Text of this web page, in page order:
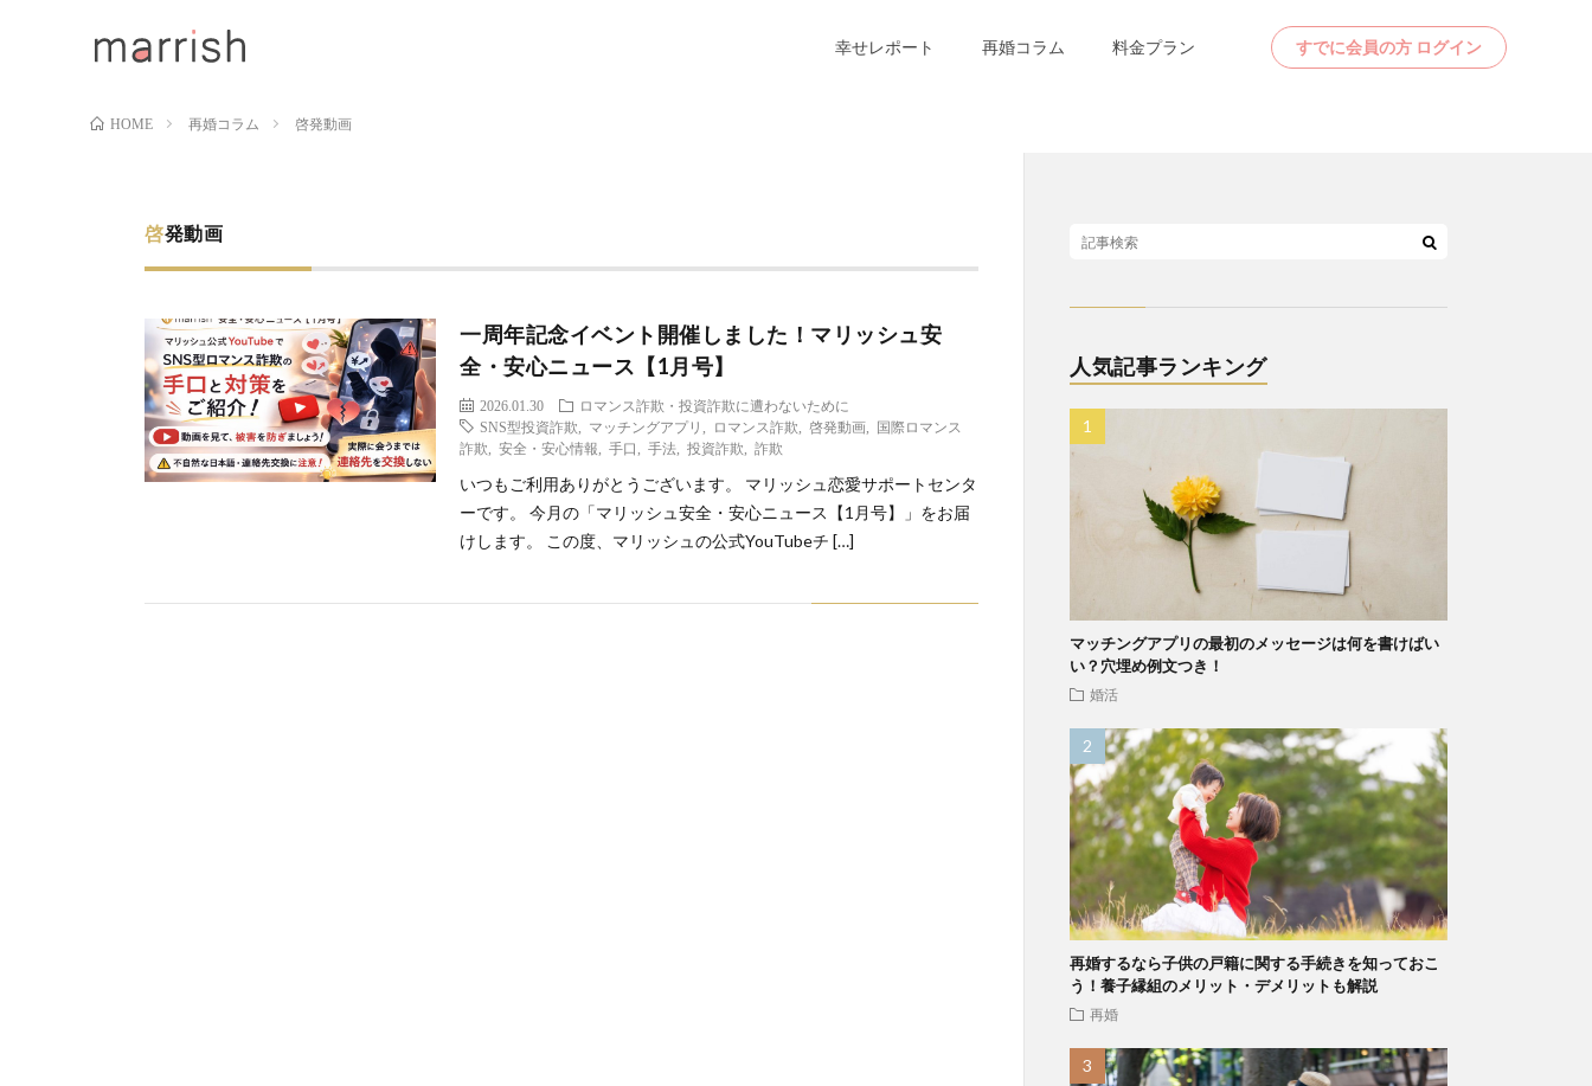
幸せレポート 再婚コラム 料金プラン すでに会員の方 ログイン
HOME 再婚コラム 啓発動画
啓発動画
一周年記念イベント開催しました！マリッシュ安
全・安心ニュース【1月号】
2026.01.30
ロマンス詐欺・投資詐欺に遭わないために
SNS型投資詐欺
マッチングアプリ ロマンス詐欺 ,啓発動画
国際ロマンス
詐欺
,安全・安心情報 ,手口 ,手法 ,投資詐欺 ,詐欺
いつもご利用ありがとうございます。 マリッシュ恋愛サポートセンタ
ーです。 今月の「マリッシュ安全・安心ニュース【1月号】」をお届
けします。 この度、マリッシュの公式YouTubeチ […]
人気記事ランキング
マッチングアプリの最初のメッセージは何を書けばい
い？穴埋め例文つき！
婚活
再婚するなら子供の戸籍に関する手続きを知っておこ
う！養子縁組のメリット・デメリットも解説
再婚